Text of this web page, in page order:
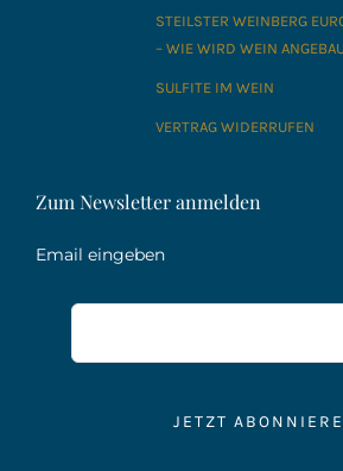
STEILSTER WEINBERG
– WIE WIRD WEIN
SULFITE IM WEIN
VERTRAG WIDERRUFEN
Zum Newsletter anmelden
Email eingeben
JETZT